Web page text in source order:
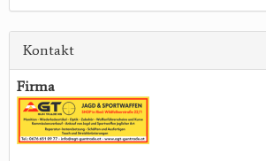
Kontakt
Firma